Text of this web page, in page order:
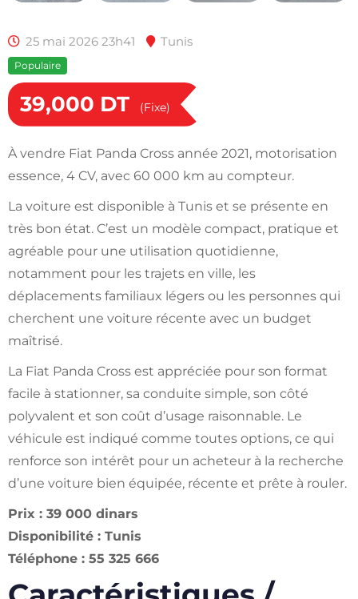
25 mai 2026 23h41 Tunis
Populaire
39,000 DT (Fixe)
À vendre Fiat Panda Cross année 2021, motorisation
essence, 4 CV, avec 60 000 km au compteur.
La voiture est disponible à Tunis et se présente en
très bon état. C’est un modèle compact, pratique et
agréable pour une utilisation quotidienne,
notamment pour les trajets en ville, les
déplacements familiaux légers ou les personnes qui
cherchent une voiture récente avec un budget
maîtrisé.
La Fiat Panda Cross est appréciée pour son format
facile à stationner, sa conduite simple, son côté
polyvalent et son coût d’usage raisonnable. Le
véhicule est indiqué comme toutes options, ce qui
renforce son intérêt pour un acheteur à la recherche
d’une voiture bien équipée, récente et prête à rouler.
Prix : 39 000 dinars
Disponibilité : Tunis
Téléphone : 55 325 666